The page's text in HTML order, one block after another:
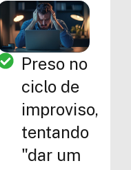
Preso no
ciclo de
improviso,
tentando
"dar um